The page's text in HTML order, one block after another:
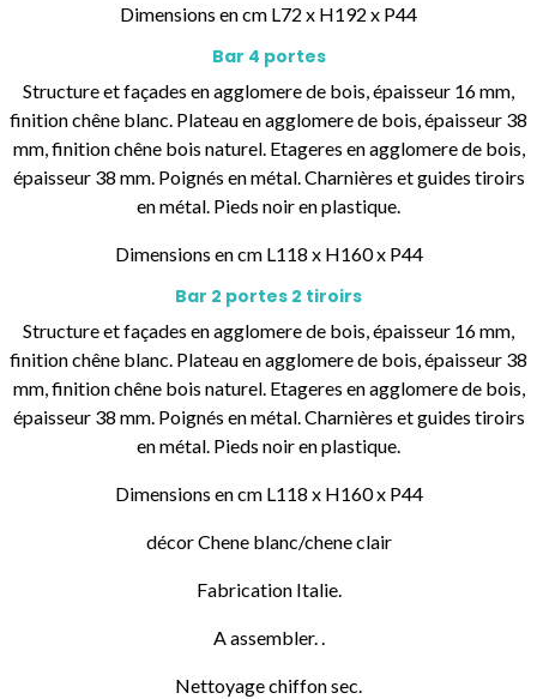
Dimensions en cm L72 x H192 x P44
Bar 4 portes
Structure et façades en agglomere de bois, épaisseur 16 mm,
finition chêne blanc. Plateau en agglomere de bois, épaisseur 38
mm, finition chêne bois naturel. Etageres en agglomere de bois,
épaisseur 38 mm. Poignés en métal. Charnières et guides tiroirs
en métal. Pieds noir en plastique.
Dimensions en cm L118 x H160 x P44
Bar 2 portes 2 tiroirs
Structure et façades en agglomere de bois, épaisseur 16 mm,
finition chêne blanc. Plateau en agglomere de bois, épaisseur 38
mm, finition chêne bois naturel. Etageres en agglomere de bois,
épaisseur 38 mm. Poignés en métal. Charnières et guides tiroirs
en métal. Pieds noir en plastique.
Dimensions en cm L118 x H160 x P44
décor Chene blanc/chene clair
Fabrication Italie.
A assembler. .
Nettoyage chiffon sec.